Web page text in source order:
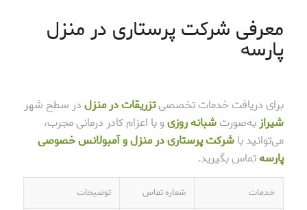
معرفی شرکت پرستاری در منزل
پارسه
برای دریافت خدمات تخصصیتزریقات در منزلدر سطح شهر
شیرازبه‌صورتشبانه روزیو با اعزام کادر درمانی مجرب،
می‌توانید باشرکت پرستاری در منزل و آمبولانس خصوصی
پارسهتماس بگیرید.
خدمات شماره تماس توضیحات